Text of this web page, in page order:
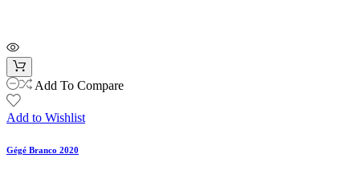
Add To Compare
Add to Wishlist
Gégé Branco 2020